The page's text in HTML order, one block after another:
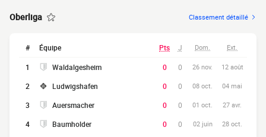
Oberliga Classement détaillé
# Équipe Pts J Dom. Ext.
1 Waldalgesheim 0 0 26 nov. 12 août
2 Ludwigshafen 0 0 08 oct. 04 mai
3 Auersmacher 0 0 01 oct. 27 avr.
4 Baumholder 0 0 02 juin 28 oct.